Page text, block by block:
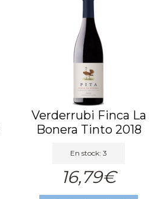
Verderrubi Finca La
Bonera Tinto 2018
En stock: 3
16,79€